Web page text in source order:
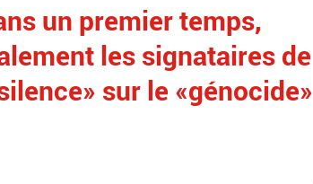
un premier temps,
les signataires de
sur le «génocide»